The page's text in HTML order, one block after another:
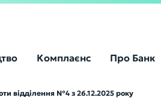
Комплаєнс Про Банк
відділення №4 з 26.12.2025 року